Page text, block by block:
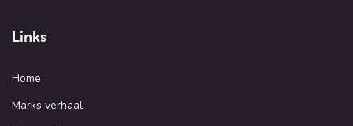
Links
Home
Marks verhaal